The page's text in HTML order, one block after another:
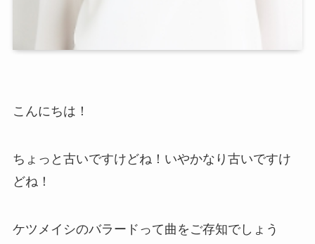
こんにちは！
ちょっと古いですけどね！いやかなり古いですけ
どね！
ケツメイシのバラードって曲をご存知でしょう